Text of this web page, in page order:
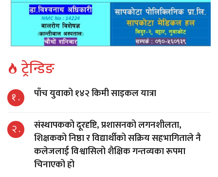
ट्रेन्डिङ
१ . पाँच युवाको १४२ किमी साइकल यात्रा
२ .
संस्थापकको दूरदृष्टि, प्रशासनको लगनशीलता,
शिक्षकको निष्ठा र विद्यार्थीको सक्रिय सहभागिताले नै
कलेजलाई विश्वासिलो शैक्षिक गन्तव्यका रूपमा
चिनाएको हो